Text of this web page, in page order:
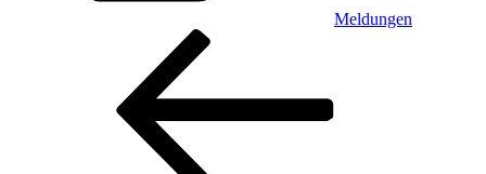
Meldungen
Beitragsnavigation